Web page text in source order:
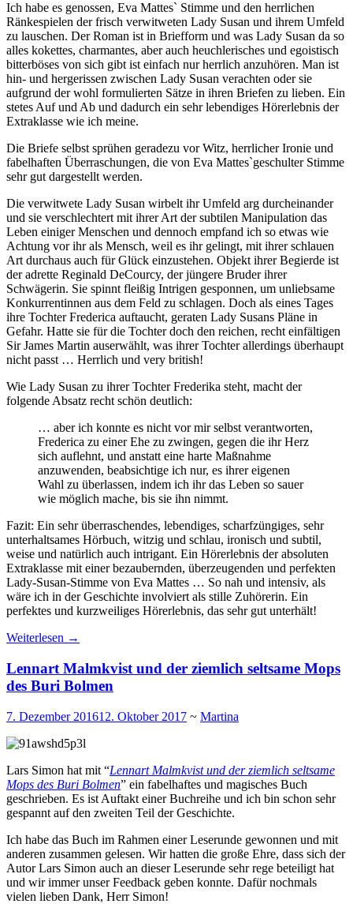
Ich habe es genossen, Eva Mattes` Stimme und den herrlichen
Ränkespielen der frisch verwitweten Lady Susan und ihrem Umfeld
zu lauschen. Der Roman ist in Briefform und was Lady Susan da so
alles kokettes, charmantes, aber auch heuchlerisches und egoistisch
bitterböses von sich gibt ist einfach nur herrlich anzuhören. Man ist
hin- und hergerissen zwischen Lady Susan verachten oder sie
aufgrund der wohl formulierten Sätze in ihren Briefen zu lieben. Ein
stetes Auf und Ab und dadurch ein sehr lebendiges Hörerlebnis der
Extraklasse wie ich meine.
Die Briefe selbst sprühen geradezu vor Witz, herrlicher Ironie und
fabelhaften Überraschungen, die von Eva Mattes`geschulter Stimme
sehr gut dargestellt werden.
Die verwitwete Lady Susan wirbelt ihr Umfeld arg durcheinander
und sie verschlechtert mit ihrer Art der subtilen Manipulation das
Leben einiger Menschen und dennoch empfand ich so etwas wie
Achtung vor ihr als Mensch, weil es ihr gelingt, mit ihrer schlauen
Art durchaus auch für Glück einzustehen. Objekt ihrer Begierde ist
der adrette Reginald DeCourcy, der jüngere Bruder ihrer
Schwägerin. Sie spinnt fleißig Intrigen gesponnen, um unliebsame
Konkurrentinnen aus dem Feld zu schlagen. Doch als eines Tages
ihre Tochter Frederica auftaucht, geraten Lady Susans Pläne in
Gefahr. Hatte sie für die Tochter doch den reichen, recht einfältigen
Sir James Martin auserwählt, was ihrer Tochter allerdings überhaupt
nicht passt … Herrlich und very british!
Wie Lady Susan zu ihrer Tochter Frederika steht, macht der
folgende Absatz recht schön deutlich:
… aber ich konnte es nicht vor mir selbst verantworten,
Frederica zu einer Ehe zu zwingen, gegen die ihr Herz
sich auflehnt, und anstatt eine harte Maßnahme
anzuwenden, beabsichtige ich nur, es ihrer eigenen
Wahl zu überlassen, indem ich ihr das Leben so sauer
wie möglich mache, bis sie ihn nimmt.
Fazit: Ein sehr überraschendes, lebendiges, scharfzüngiges, sehr
unterhaltsames Hörbuch, witzig und schlau, ironisch und subtil,
weise und natürlich auch intrigant. Ein Hörerlebnis der absoluten
Extraklasse mit einer bezaubernden, überzeugenden und perfekten
Lady-Susan-Stimme von Eva Mattes … So nah und intensiv, als
wäre ich in der Geschichte involviert als stille Zuhörerin. Ein
perfektes und kurzweiliges Hörerlebnis, das sehr gut unterhält!
Weiterlesen →
Lennart Malmkvist und der ziemlich seltsame Mops
des Buri Bolmen
7. Dezember 201612. Oktober 2017 ~ Martina
Lars Simon hat mit “Lennart Malmkvist und der ziemlich seltsame
Mops des Buri Bolmen” ein fabelhaftes und magisches Buch
geschrieben. Es ist Auftakt einer Buchreihe und ich bin schon sehr
gespannt auf den zweiten Teil der Geschichte.
Ich habe das Buch im Rahmen einer Leserunde gewonnen und mit
anderen zusammen gelesen. Wir hatten die große Ehre, dass sich der
Autor Lars Simon auch an dieser Leserunde sehr rege beteiligt hat
und wir immer unser Feedback geben konnte. Dafür nochmals
vielen lieben Dank, Herr Simon!